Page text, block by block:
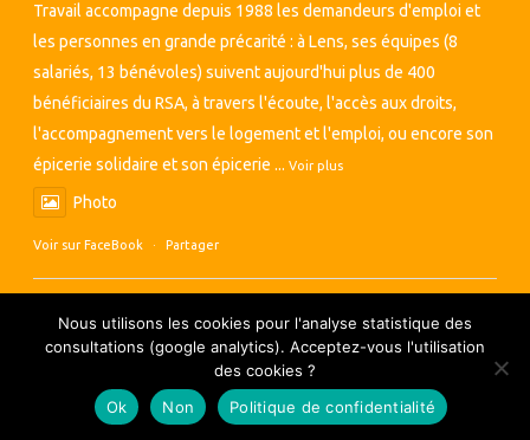
Travail accompagne depuis 1988 les demandeurs d'emploi et
les personnes en grande précarité : à Lens, ses équipes (8
salariés, 13 bénévoles) suivent aujourd'hui plus de 400
bénéficiaires du RSA, à travers l'écoute, l'accès aux droits,
l'accompagnement vers le logement et l'emploi, ou encore son
épicerie solidaire et son épicerie ...Voir plus
Photo
Voir sur FaceBook · Partager
Copyright AUDACE - Tous droits réservés © 2018
Vie privée
Mentions Légales
Nous utilisons les cookies pour l'analyse statistique des
consultations (google analytics). Acceptez-vous l'utilisation
des cookies ?
Ok
Non Politique de confidentialité